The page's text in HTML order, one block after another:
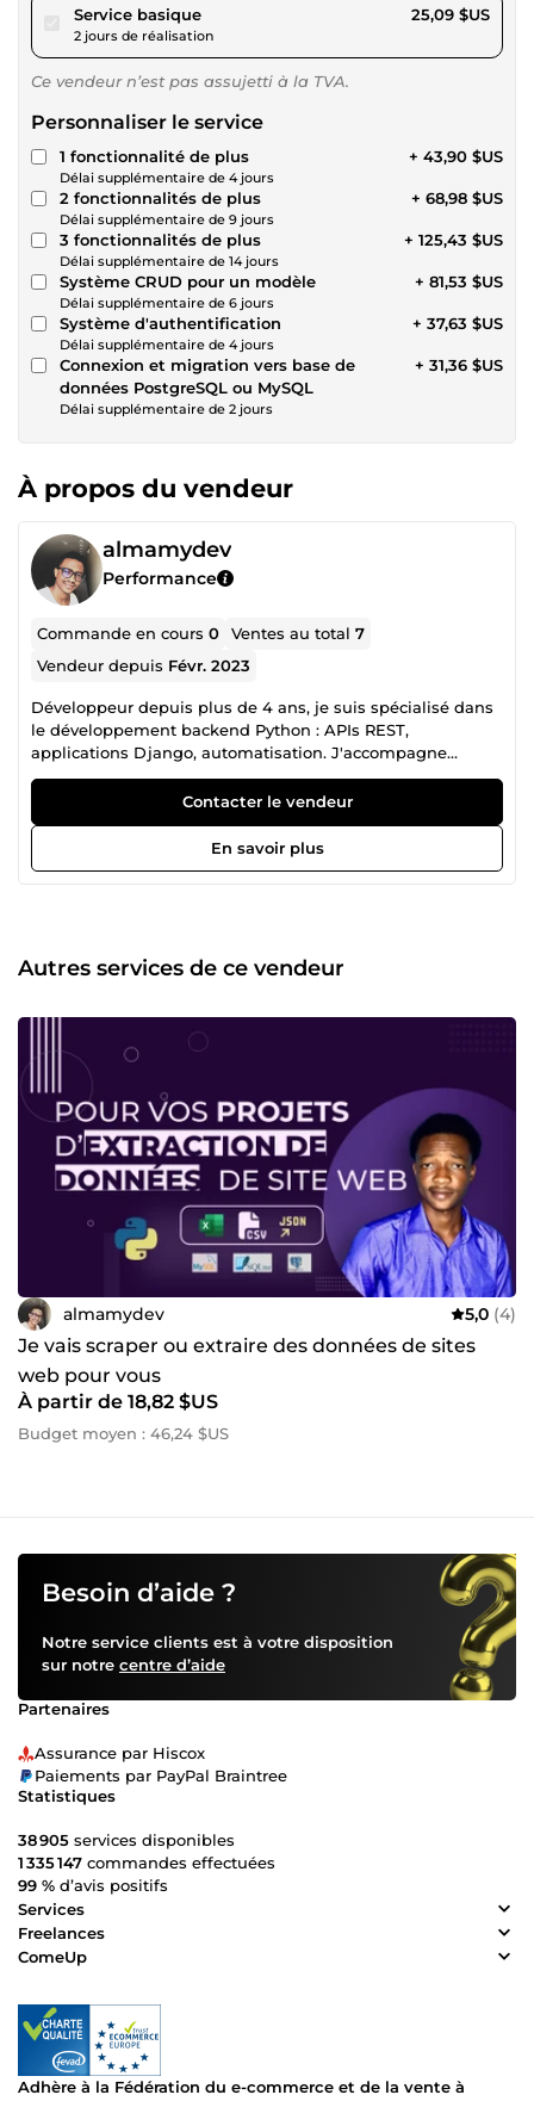
Service basiquepour 23,12 $US
2 jours de réalisation
25,09 $US
Ce vendeur n’est pas assujetti à la TVA.
Personnaliser le service
1 fonctionnalité de plus
Délai supplémentaire de 4 jours
+ 43,90 $US
2 fonctionnalités de plus
Délai supplémentaire de 9 jours
+ 68,98 $US
3 fonctionnalités de plus
Délai supplémentaire de 14 jours
+ 125,43 $US
Système CRUD pour un modèle
Délai supplémentaire de 6 jours
+ 81,53 $US
Système d'authentification
Délai supplémentaire de 4 jours
+ 37,63 $US
Connexion et migration vers base de
données PostgreSQL ou MySQL
Délai supplémentaire de 2 jours
+ 31,36 $US
À propos du vendeur
almamydev
Performance
Commande en cours0 Ventes au total7
Vendeur depuis Févr. 2023
Développeur depuis plus de 4 ans, je suis spécialisé dans
le développement backend Python : APIs REST,
applications Django, automatisation. J'accompagne
entrepreneurs et porteurs de projets dans la
transformation de leurs idées en solutions concrètes, en
leur construisant les outils qui serviront de levier — qu'il
s'agisse d'une API métier, d'un tableau de bord, d'une
intégration externe ou d'un système d'automatisation. J'ai
technique et d'y répondre avec du code propre, structuré,
prêt pour la production. Je suis capable de livrer des
besoins — votre mission devient une collaboration : vous
avez une idée ? On la structure. Vous n'en avez pas encore
de specs ? On les définit ensemble, et on trouve la
meilleure façon de la concrétiser. Un projet en tête ?
Discutons-en.
Contacter le vendeur
En savoir plus
Autres services de ce vendeur
almamydev 5,0 (4)
Je vais scraper ou extraire des données de sites
web pour vous
À partir de 18,82 $US
Budget moyen : 46,24 $US
Besoin d’aide ?
Notre service clients est à votre disposition
sur notre centre d’aide
Partenaires
Assurance par Hiscox
Paiements par PayPal Braintree
Statistiques
38 905 services disponibles
1 335 147 commandes effectuées
99 % d’avis positifs
Services
Freelances
ComeUp
Adhère à la Fédération du e-commerce et de la vente à